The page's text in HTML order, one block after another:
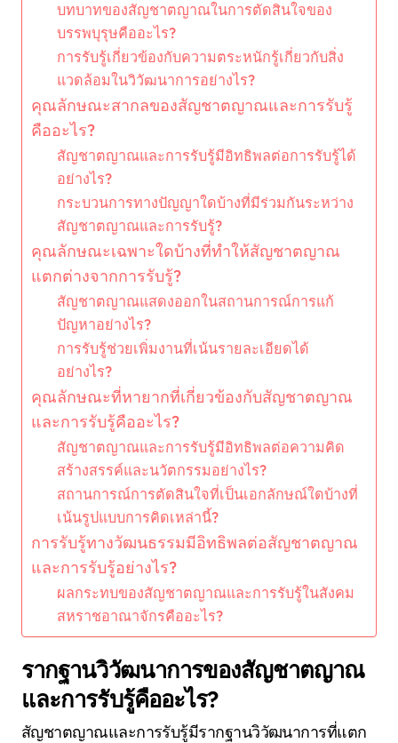
บทบาทของสัญชาตญาณในการตัดสินใจของ
บรรพบุรุษคืออะไร?
การรับรู้เกี่ยวข้องกับความตระหนักรู้เกี่ยวกับสิ่ง
แวดล้อมในวิวัฒนาการอย่างไร?
คุณลักษณะสากลของสัญชาตญาณและการรับรู้
คืออะไร?
สัญชาตญาณและการรับรู้มีอิทธิพลต่อการรับรู้ได้
อย่างไร?
กระบวนการทางปัญญาใดบ้างที่มีร่วมกันระหว่าง
สัญชาตญาณและการรับรู้?
คุณลักษณะเฉพาะใดบ้างที่ทำให้สัญชาตญาณ
แตกต่างจากการรับรู้?
สัญชาตญาณแสดงออกในสถานการณ์การแก้
ปัญหาอย่างไร?
การรับรู้ช่วยเพิ่มงานที่เน้นรายละเอียดได้
อย่างไร?
คุณลักษณะที่หายากที่เกี่ยวข้องกับสัญชาตญาณ
และการรับรู้คืออะไร?
สัญชาตญาณและการรับรู้มีอิทธิพลต่อความคิด
สร้างสรรค์และนวัตกรรมอย่างไร?
สถานการณ์การตัดสินใจที่เป็นเอกลักษณ์ใดบ้างที่
เน้นรูปแบบการคิดเหล่านี้?
การรับรู้ทางวัฒนธรรมมีอิทธิพลต่อสัญชาตญาณ
และการรับรู้อย่างไร?
ผลกระทบของสัญชาตญาณและการรับรู้ในสังคม
สหราชอาณาจักรคืออะไร?
รากฐานวิวัฒนาการของสัญชาตญาณ
และการรับรู้คืออะไร?
สัญชาตญาณและการรับรู้มีรากฐานวิวัฒนาการที่แตก